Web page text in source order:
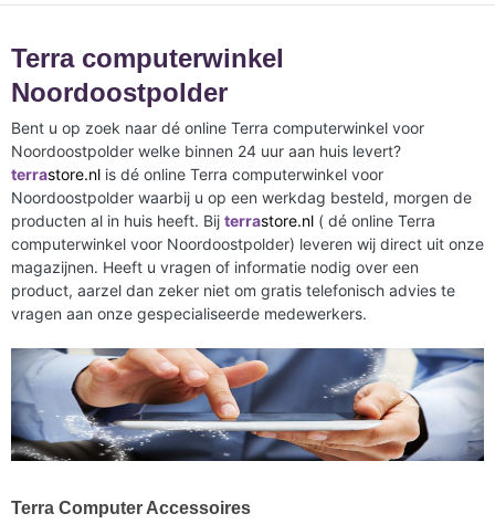
Terra computerwinkel
Noordoostpolder
Bent u op zoek naar dé online Terra computerwinkel voor
Noordoostpolder welke binnen 24 uur aan huis levert?
terrastore.nl is dé online Terra computerwinkel voor
Noordoostpolder waarbij u op een werkdag besteld, morgen de
producten al in huis heeft. Bij terrastore.nl ( dé online Terra
computerwinkel voor Noordoostpolder) leveren wij direct uit onze
magazijnen. Heeft u vragen of informatie nodig over een
product, aarzel dan zeker niet om gratis telefonisch advies te
vragen aan onze gespecialiseerde medewerkers.
Terra Computer Accessoires